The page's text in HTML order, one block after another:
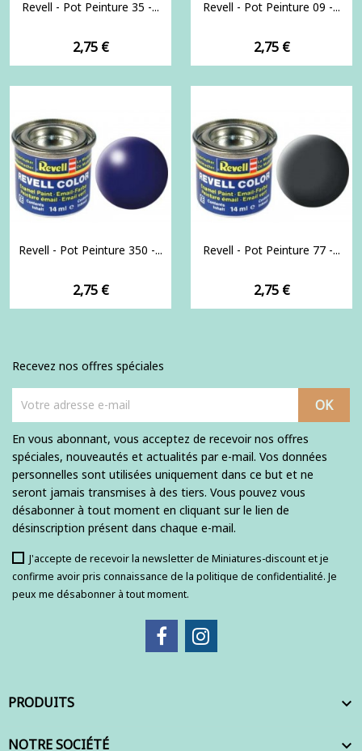
Revell - Pot Peinture 35 -...
Prix
2,75 €
Revell - Pot Peinture 09 -...
Prix
2,75 €
Revell - Pot Peinture 350 -...
Prix
2,75 €
Revell - Pot Peinture 77 -...
Prix
2,75 €
Recevez nos offres spéciales
En vous abonnant, vous acceptez de recevoir nos offres
spéciales, nouveautés et actualités par e-mail. Vos données
personnelles sont utilisées uniquement dans ce but et ne
seront jamais transmises à des tiers. Vous pouvez vous
désabonner à tout moment en cliquant sur le lien de
désinscription présent dans chaque e-mail.
J'accepte de recevoir la newsletter de Miniatures-discount et je
confirme avoir pris connaissance de la politique de confidentialité. Je
peux me désabonner à tout moment.
PRODUITS 
NOTRE SOCIÉTÉ 